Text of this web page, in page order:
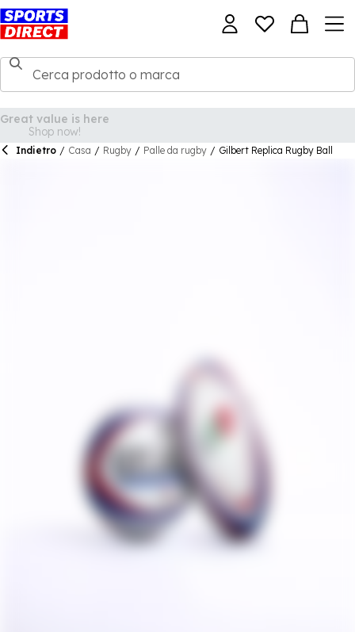
Indietro / Casa / Rugby / Palle da rugby / Gilbert Replica Rugby Ball